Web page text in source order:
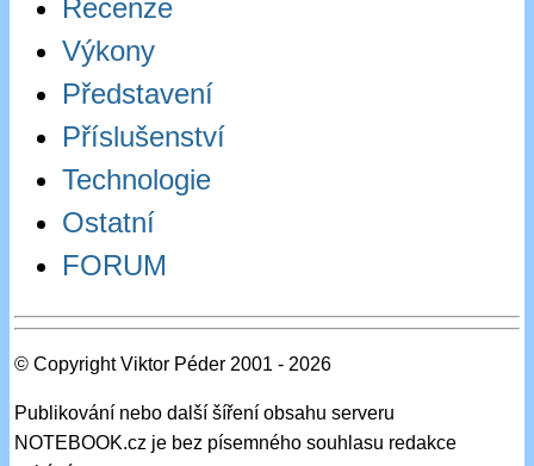
Recenze
Výkony
Představení
Příslušenství
Technologie
Ostatní
FORUM
© Copyright Viktor Péder 2001 - 2026
Publikování nebo další šíření obsahu serveru
NOTEBOOK.cz je bez písemného souhlasu redakce